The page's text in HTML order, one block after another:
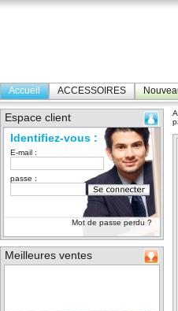
Accueil ACCESSOIRES
Espace client
Identifiez-vous :
E-mail :
passe :
Mot de passe perdu ?
Meilleures ventes